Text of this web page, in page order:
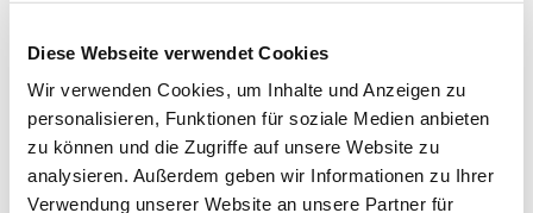
Diese Webseite verwendet Cookies
Wir verwenden Cookies, um Inhalte und Anzeigen zu
personalisieren, Funktionen für soziale Medien anbieten
zu können und die Zugriffe auf unsere Website zu
analysieren. Außerdem geben wir Informationen zu Ihrer
Verwendung unserer Website an unsere Partner für